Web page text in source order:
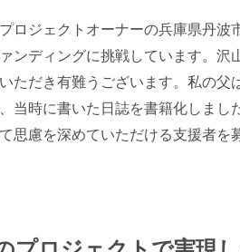
ロジェクトオーナーの兵庫県丹
ンディングに挑戦しています。
ただき有難うございます。私の
当時に書いた日誌を書籍化しま
思慮を深めていただける支援者を